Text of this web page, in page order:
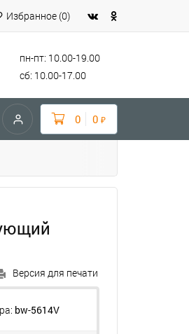
Избранное (0)
пн-пт: 10.00-19.00
сб: 10.00-17.00
0 0 ₽
Версия для печати
bw-5614V